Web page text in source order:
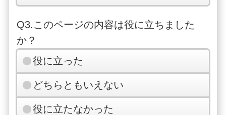
Q3.このページの内容は役に立ちました
か？
役に立った
どちらともいえない
役に立たなかった